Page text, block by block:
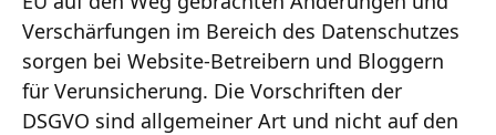
Ver­schär­fun­gen im Bereich des Daten­schut­zes
sor­gen bei Website-Betreibern und Blog­gern
für Ver­un­si­che­rung. Die Vor­schrif­ten der
DSGVO sind all­ge­mei­ner Art und nicht auf den